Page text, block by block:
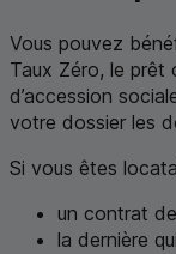
Vous pouvez
Taux Zéro, le prêt
d’accession
votre dossier les
Si vous êtes
un contrat
la dernière